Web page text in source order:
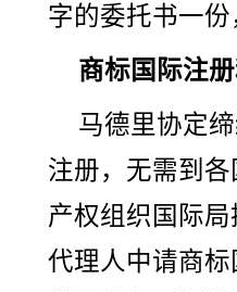
字的委托书一
商标国际注
马德里协定
注册，无需到
产权组织国际
代理人中请商